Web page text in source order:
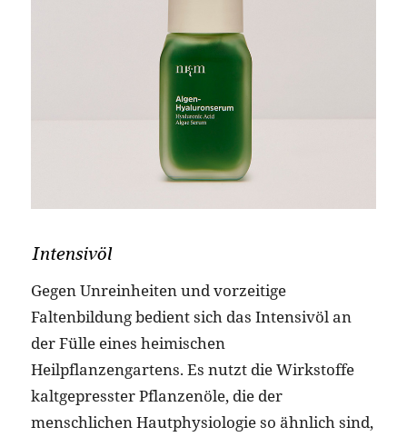
Intensivöl
Gegen Unreinheiten und vorzeitige
Faltenbildung bedient sich das Intensivöl an
der Fülle eines heimischen
Heilpflanzengartens. Es nutzt die Wirkstoffe
kaltgepresster Pflanzenöle, die der
menschlichen Hautphysiologie so ähnlich sind,